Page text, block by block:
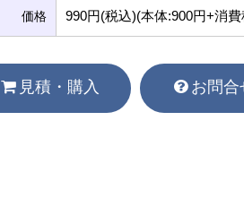
価格 990円(税込)(本体:900円+消費
見積・購入 お問合